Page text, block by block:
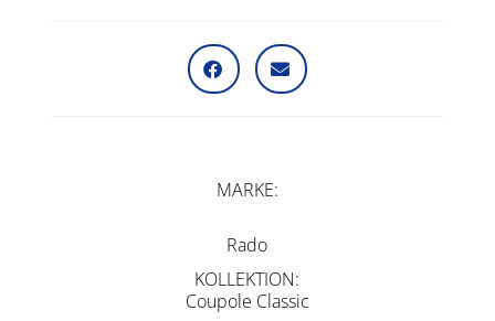
MARKE
Rado
KOLLEKTION
Coupole Classic